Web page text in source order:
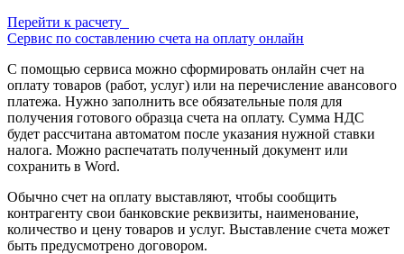
Перейти к расчету
Сервис по составлению счета на оплату онлайн
С помощью сервиса можно сформировать онлайн счет на
оплату товаров (работ, услуг) или на перечисление авансового
платежа. Нужно заполнить все обязательные поля для
получения готового образца счета на оплату. Сумма НДС
будет рассчитана автоматом после указания нужной ставки
налога. Можно распечатать полученный документ или
сохранить в Word.
Обычно счет на оплату выставляют, чтобы сообщить
контрагенту свои банковские реквизиты, наименование,
количество и цену товаров и услуг. Выставление счета может
быть предусмотрено договором.